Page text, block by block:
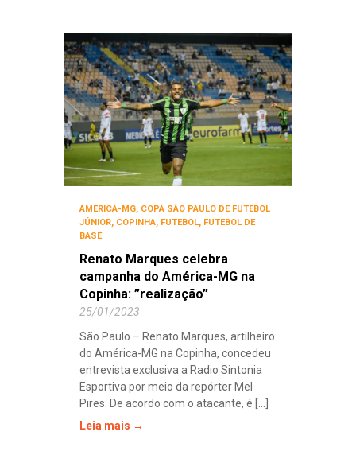
AMÉRICA-MG, COPA SÃO PAULO DE FUTEBOL
JÚNIOR, COPINHA, FUTEBOL, FUTEBOL DE
BASE
Renato Marques celebra
campanha do América-MG na
Copinha: ”realização”
25/01/2023
São Paulo – Renato Marques, artilheiro
do América-MG na Copinha, concedeu
entrevista exclusiva a Radio Sintonia
Esportiva por meio da repórter Mel
Pires. De acordo com o atacante, é [...]
Leia mais →